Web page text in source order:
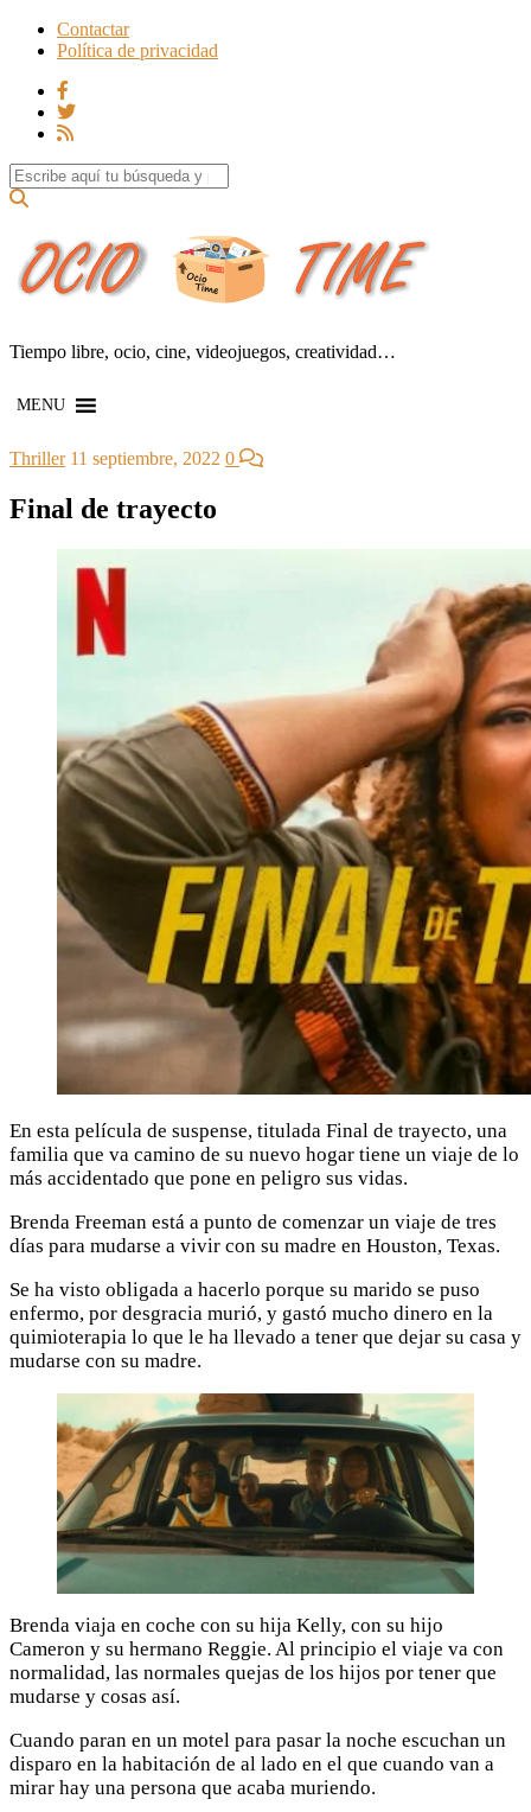
Contactar
Política de privacidad
Search for:
Tiempo libre, ocio, cine, videojuegos, creatividad…
MENU
Thriller 11 septiembre, 2022 0
Final de trayecto
En esta película de suspense, titulada Final de trayecto, una
familia que va camino de su nuevo hogar tiene un viaje de lo
más accidentado que pone en peligro sus vidas.
Brenda Freeman está a punto de comenzar un viaje de tres
días para mudarse a vivir con su madre en Houston, Texas.
Se ha visto obligada a hacerlo porque su marido se puso
enfermo, por desgracia murió, y gastó mucho dinero en la
quimioterapia lo que le ha llevado a tener que dejar su casa y
mudarse con su madre.
Brenda viaja en coche con su hija Kelly, con su hijo
Cameron y su hermano Reggie. Al principio el viaje va con
normalidad, las normales quejas de los hijos por tener que
mudarse y cosas así.
Cuando paran en un motel para pasar la noche escuchan un
disparo en la habitación de al lado en el que cuando van a
mirar hay una persona que acaba muriendo.